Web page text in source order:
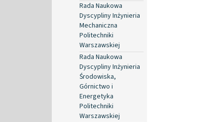
Rada Naukowa
Dyscypliny Inżynieria
Mechaniczna
Politechniki
Warszawskiej
Rada Naukowa
Dyscypliny Inżynieria
Środowiska,
Górnictwo i
Energetyka
Politechniki
Warszawskiej